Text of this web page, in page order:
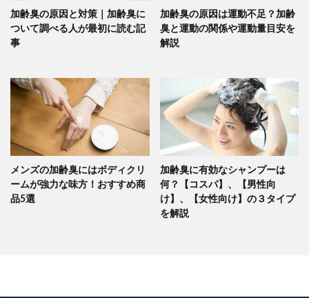
加齢臭の原因と対策｜加齢臭に
ついて調べる人が最初に読む記
事
加齢臭の原因は運動不足？加齢
臭と運動の関係や運動量目安を
解説
メンズの加齢臭にはボディクリ
ームが強力な味方！おすすめ商
品5選
加齢臭に有効なシャンプーは
何？【コスパ】、【男性向
け】、【女性向け】の３タイプ
を解説